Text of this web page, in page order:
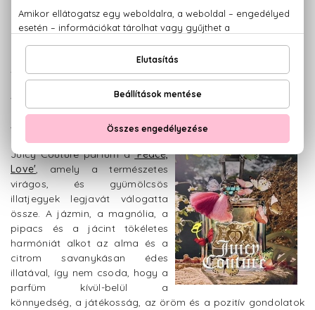
összetevője pedig a
gyönyörű tubarozsa. A Juicy
körömvirág, a passiógyümölcs és a jácint, a parfüm
szívében a liliom, és a csipkebogyó virága foglal helyet, míg
a parfüm illatjegyeinek tartóoszlopa az édes karamell, a
vanília és a krém brülé.
A pacifista nézeteket valló, igazi
hippi szellemben megtervezett
Juicy Couture parfüm a'Peace,
Love', amely a természetes
virágos, és gyümölcsös
illatjegyek legjavát válogatta
össze. A jázmin, a magnólia, a
pipacs és a jácint tökéletes
harmóniát alkot az alma és a
citrom savanykásan édes
illatával, így nem csoda, hogy a
parfüm kívül-belül a
könnyedség, a játékosság, az öröm és a pozitív gondolatok